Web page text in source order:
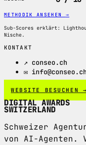
METHODIK ANSEHEN →
Sub-Scores erklärt:
Nische.
KONTAKT
↗ conseo.ch
✉ info@conseo.ch
WEBSITE BESUCHEN →
DIGITAL AWARDS
SWITZERLAND
Schweizer
von AI-Agenten.